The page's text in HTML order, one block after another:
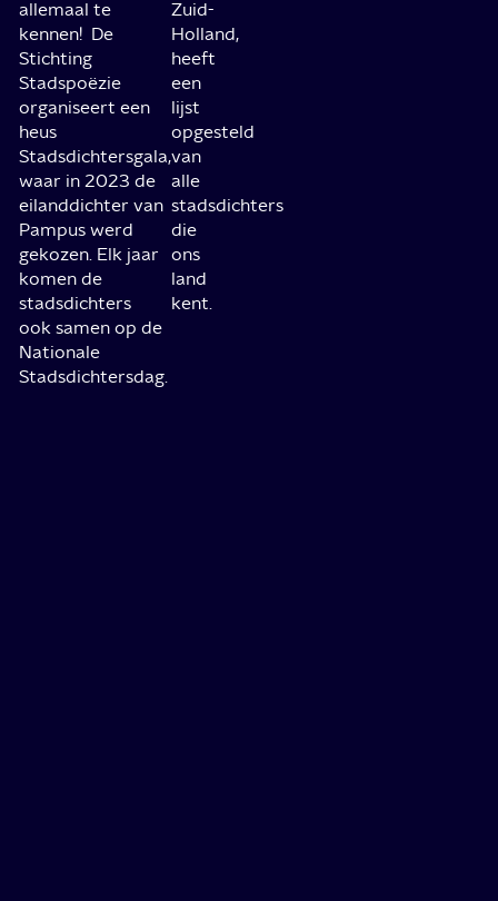
allemaal te
kennen! De
Stichting
Stadspoëzie
organiseert een
heus
Stadsdichtersgala,
waar in 2023 de
eilanddichter van
Pampus werd
gekozen. Elk jaar
komen de
stadsdichters
ook samen op de
Nationale
Stadsdichtersdag.
Zuid-
Holland,
heeft
een
lijst
opgesteld
van
alle
stadsdichters
die
ons
land
kent.